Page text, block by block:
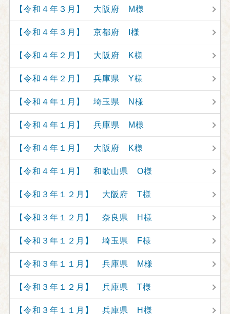
【令和４年３月】 大阪府 M様
【令和４年３月】 京都府 I様
【令和４年２月】 大阪府 K様
【令和４年２月】 兵庫県 Y様
【令和４年１月】 埼玉県 N様
【令和４年１月】 兵庫県 M様
【令和４年１月】 大阪府 K様
【令和４年１月】 和歌山県 O様
【令和３年１２月】 大阪府 T様
【令和３年１２月】 奈良県 H様
【令和３年１２月】 埼玉県 F様
【令和３年１１月】 兵庫県 M様
【令和３年１２月】 兵庫県 T様
【令和３年１１月】 兵庫県 H様